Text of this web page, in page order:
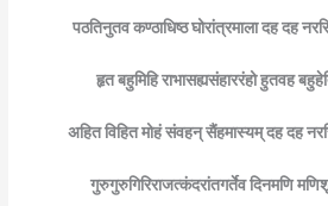
पठतिनुतव कण्ठाधिष्ठ घोरांत्रमाला दह दह
हृत बहुमिहि राभासह्यसंहाररंहो हुतवह
अहित विहित मोहं संवहन् सैंहमास्यम् दह दह
गुरुगुरुगिरिराजत्कंदरांतगर्तेव दिनमणि